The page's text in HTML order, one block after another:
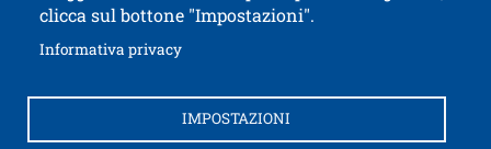
clicca sul bottone "Impostazioni".
Informativa privacyApri il link in una nuova finestra
IMPOSTAZIONI
Accessibilità
Autenticazione SPID e CIE